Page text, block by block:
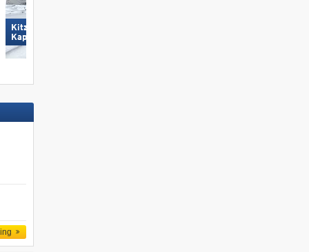
Kitzsteinhorn/​Maiskogel -
Kaprun